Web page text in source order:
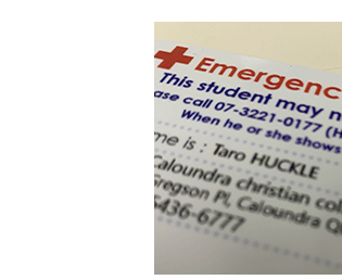
団体研修旅行 企画・運営» ec2